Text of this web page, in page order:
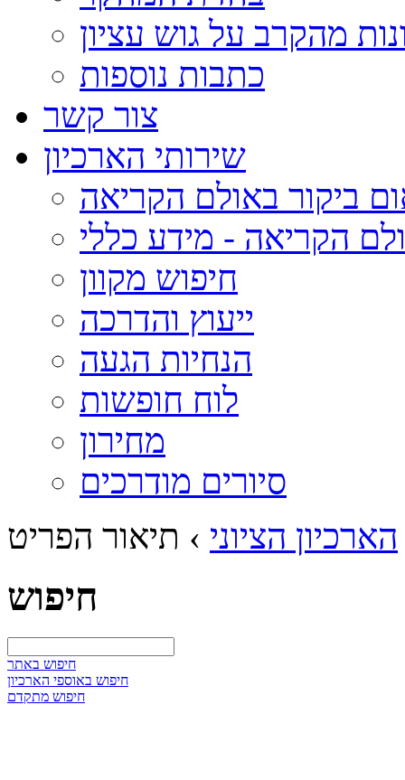
מהקרב על גוש עציון
כתבות נוספות
צור קשר
שירותי הארכיון
ביקור באולם הקריאה
הקריאה - מידע כללי
חיפוש מקוון
ייעוץ והדרכה
הנחיות הגעה
לוח חופשות
מחירון
סיורים מודרכים
הארכיון הציוני › תיאור הפריט
חיפוש
חיפוש באתר
חיפוש באוספי הארכיון
חיפוש מתקדם